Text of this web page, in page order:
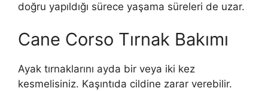
doğru yapıldığı sürece yaşama süreleri de uzar.
Cane Corso Tırnak Bakımı
Ayak tırnaklarını ayda bir veya iki kez
kesmelisiniz. Kaşıntıda cildine zarar verebilir.